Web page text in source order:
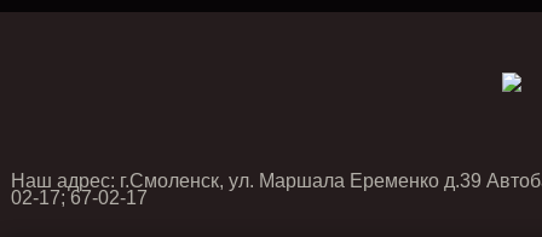
Наш адрес: г.Смоленск, ул. Маршала Еременко д.39
02-17; 67-02-17